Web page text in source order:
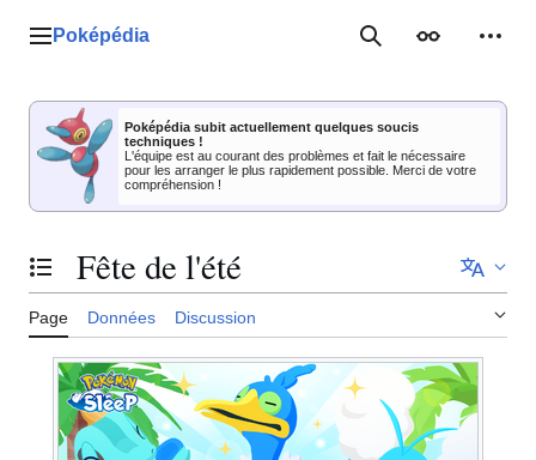
Menu principal
Poképédia RechercherApparence
Poképédia subit actuellement quelques soucis
techniques !
L'équipe est au courant des problèmes et fait le nécessaire
pour les arranger le plus rapidement possible. Merci de votre
compréhension !
Basculer la table des matières
Fête de l'été
Page Données Discussion